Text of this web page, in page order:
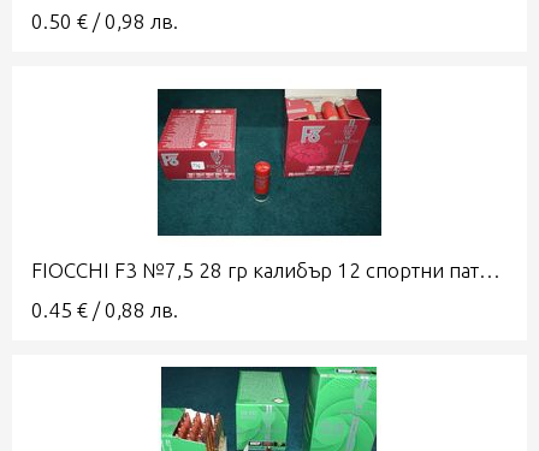
0.50 € / 0,98 лв.
0.45 € / 0,88 лв.